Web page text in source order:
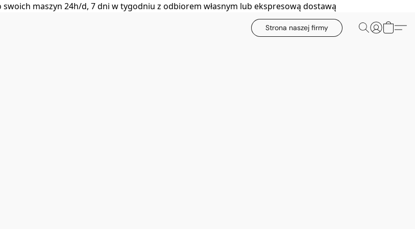
maszyn 24h/d, 7 dni w tygodniu z odbiorem własnym lub ekspresową dostawą
Strona naszej firmy